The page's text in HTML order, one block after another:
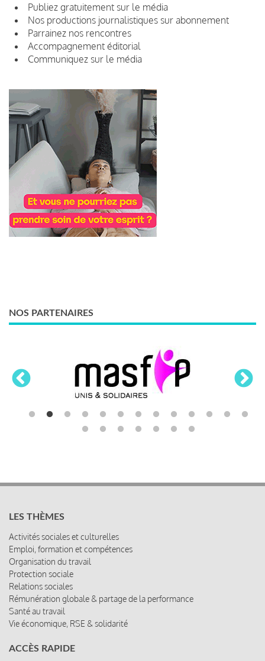
Publiez gratuitement sur le média
Nos productions journalistiques sur abonnement
Parrainez nos rencontres
Accompagnement éditorial
Communiquez sur le média
NOS PARTENAIRES
LES THÈMES
Activités sociales et culturelles
Emploi, formation et compétences
Organisation du travail
Protection sociale
Relations sociales
Rémunération globale & partage de la performance
Santé au travail
Vie économique, RSE & solidarité
ACCÈS RAPIDE